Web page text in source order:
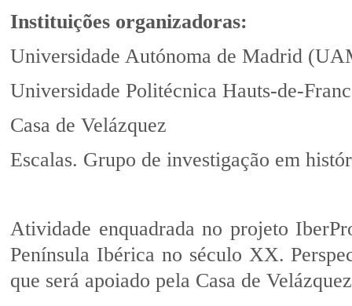
Instituições organizadoras:
Universidade Autónoma de Madrid
Universidade Politécnica Hauts-de-
Casa de Velázquez
Escalas. Grupo de investigação em
Atividade enquadrada no projeto
Península Ibérica no século XX.
que será apoiado pela Casa de